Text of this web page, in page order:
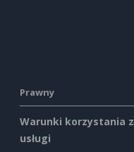
Prawny
Warunki korzystania z
usługi